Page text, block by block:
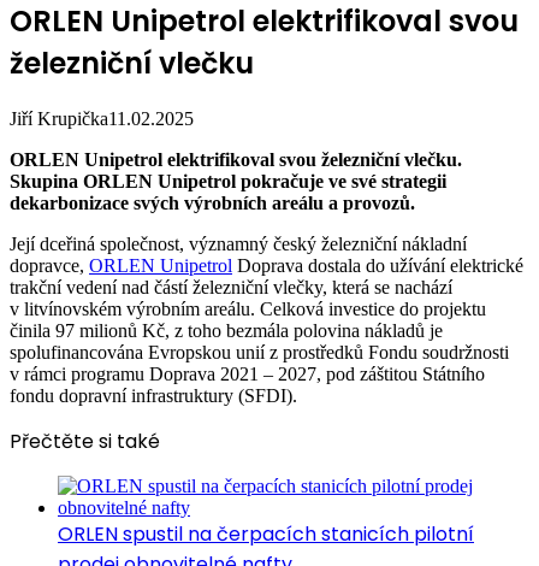
ORLEN Unipetrol elektrifikoval svou
železniční vlečku
Jiří Krupička11.02.2025
ORLEN Unipetrol elektrifikoval svou železniční vlečku.
Skupina ORLEN Unipetrol pokračuje ve své strategii
dekarbonizace svých výrobních areálu a provozů.
Její dceřiná společnost, významný český železniční nákladní
dopravce, ORLEN Unipetrol Doprava dostala do užívání elektrické
trakční vedení nad částí železniční vlečky, která se nachází
v litvínovském výrobním areálu. Celková investice do projektu
činila 97 milionů Kč, z toho bezmála polovina nákladů je
spolufinancována Evropskou unií z prostředků Fondu soudržnosti
v rámci programu Doprava 2021 – 2027, pod záštitou Státního
fondu dopravní infrastruktury (SFDI).
Přečtěte si také
ORLEN spustil na čerpacích stanicích pilotní